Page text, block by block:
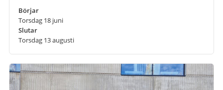
Börjar
Torsdag 18 juni
Slutar
Torsdag 13 augusti